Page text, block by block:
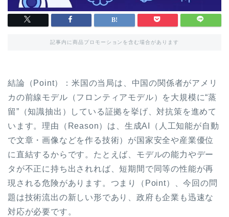
記事内に商品プロモーションを含む場合があります
結論（Point）：米国の当局は、中国の関係者がアメリ
カの前線モデル（フロンティアモデル）を大規模に“蒸
留”（知識抽出）している証拠を挙げ、対抗策を進めて
います。理由（Reason）は、生成AI（人工知能が自動
で文章・画像などを作る技術）が国家安全や産業優位
に直結するからです。たとえば、モデルの能力やデー
タが不正に持ち出されれば、短期間で同等の性能が再
現される危険があります。つまり（Point）、今回の問
題は技術流出の新しい形であり、政府も企業も迅速な
対応が必要です。